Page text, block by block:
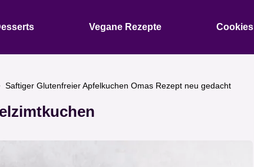
Vegane Rezepte Cookies
Saftiger Glutenfreier Apfelkuchen Omas Rezept neu gedacht